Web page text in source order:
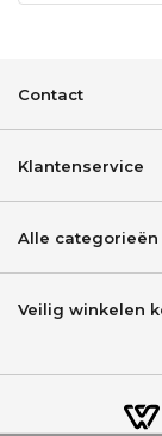
Contact
Klantenservice
Alle categorieën
Veilig winkelen